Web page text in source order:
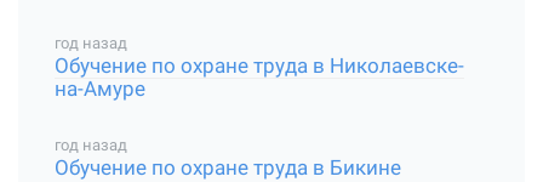
год назад
Обучение по охране труда в Николаевске-
на-Амуре
год назад
Обучение по охране труда в Бикине